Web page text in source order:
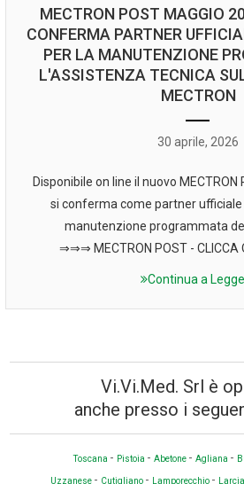
MECTRON POST MAGGIO
CONFERMA PARTNER
PER LA MANUTENZIONE
L'ASSISTENZA TECNICA
MECTRON
30 aprile, 2026
Disponibile on line il nuovo MECTRON
si conferma come partner ufficiale
manutenzione programmata del
⇒⇒⇒ MECTRON POST - CLICCA
Continua a
Vi.Vi.Med. Srl è
anche presso i
Toscana - Pistoia - Abetone - Agliana -
Uzzanese - Cutigliano - Lamporecchio -